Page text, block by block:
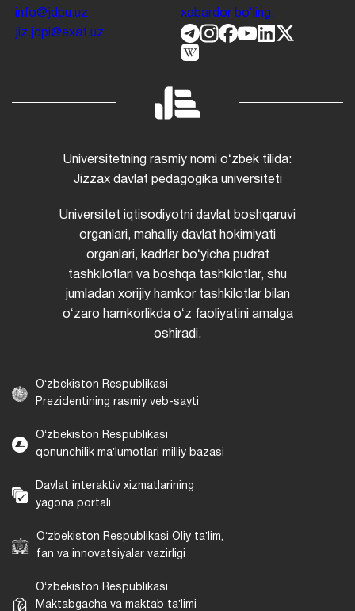
info@jdpu.uz
jiz.jdpi@exat.uz
xabardor boʻling.
Universitetning rasmiy nomi oʻzbek tilida:
Jizzax davlat pedagogika universiteti
Universitet iqtisodiyotni davlat boshqaruvi
organlari, mahalliy davlat hokimiyati
organlari, kadrlar boʻyicha pudrat
tashkilotlari va boshqa tashkilotlar, shu
jumladan xorijiy hamkor tashkilotlar bilan
oʻzaro hamkorlikda oʻz faoliyatini amalga
oshiradi.
Oʻzbekiston Respublikasi
Prezidentining rasmiy veb-sayti
Oʻzbekiston Respublikasi
qonunchilik maʼlumotlari milliy bazasi
Davlat interaktiv xizmatlarining
yagona portali
Oʻzbekiston Respublikasi Oliy taʼlim,
fan va innovatsiyalar vazirligi
Oʻzbekiston Respublikasi
Maktabgacha va maktab taʼlimi